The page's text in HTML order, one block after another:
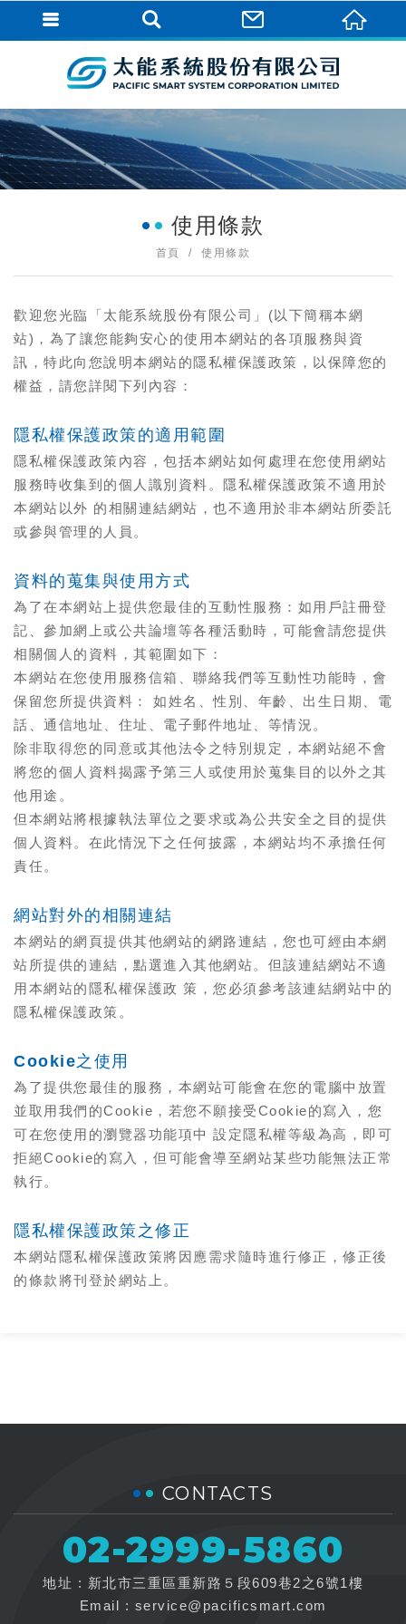
使用條款
首頁 使用條款
歡迎您光臨「太能系統股份有限公司」(以下簡稱本網
站)，為了讓您能夠安心的使用本網站的各項服務與資
訊，特此向您說明本網站的隱私權保護政策，以保障您的
權益，請您詳閱下列內容：
隱私權保護政策的適用範圍
隱私權保護政策內容，包括本網站如何處理在您使用網站
服務時收集到的個人識別資料。隱私權保護政策不適用於
本網站以外 的相關連結網站，也不適用於非本網站所委託
或參與管理的人員。
資料的蒐集與使用方式
為了在本網站上提供您最佳的互動性服務：如用戶註冊登
記、參加網上或公共論壇等各種活動時，可能會請您提供
相關個人的資料，其範圍如下：
本網站在您使用服務信箱、聯絡我們等互動性功能時，會
保留您所提供資料： 如姓名、性別、年齡、出生日期、電
話、通信地址、住址、電子郵件地址、等情況。
除非取得您的同意或其他法令之特別規定，本網站絕不會
將您的個人資料揭露予第三人或使用於蒐集目的以外之其
他用途。
但本網站將根據執法單位之要求或為公共安全之目的提供
個人資料。在此情況下之任何披露，本網站均不承擔任何
責任。
網站對外的相關連結
本網站的網頁提供其他網站的網路連結，您也可經由本網
站所提供的連結，點選進入其他網站。但該連結網站不適
用本網站的隱私權保護政 策，您必須參考該連結網站中的
隱私權保護政策。
Cookie之使用
為了提供您最佳的服務，本網站可能會在您的電腦中放置
並取用我們的Cookie，若您不願接受Cookie的寫入，您
可在您使用的瀏覽器功能項中 設定隱私權等級為高，即可
拒絕Cookie的寫入，但可能會導至網站某些功能無法正常
執行。
隱私權保護政策之修正
本網站隱私權保護政策將因應需求隨時進行修正，修正後
的條款將刊登於網站上。
CONTACTS
02-2999-5860
地址 : 新北市三重區重新路５段609巷2之6號1樓
Email : service@pacificsmart.com